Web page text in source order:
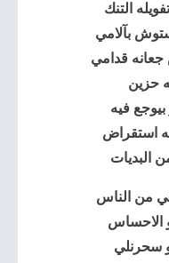
التنك
بآلامي
قدامي
حزين
فيه
استقراض
البديات
من الناس
الاحساس
سحرنلي